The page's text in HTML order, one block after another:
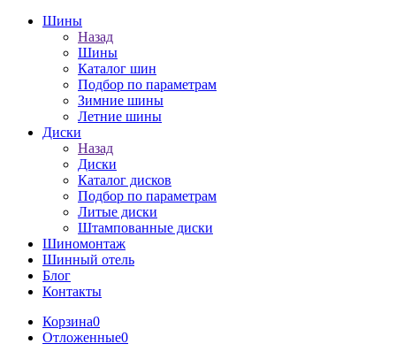
Шины
Назад
Шины
Каталог шин
Подбор по параметрам
Зимние шины
Летние шины
Диски
Назад
Диски
Каталог дисков
Подбор по параметрам
Литые диски
Штампованные диски
Шиномонтаж
Шинный отель
Блог
Контакты
Корзина0
Отложенные0